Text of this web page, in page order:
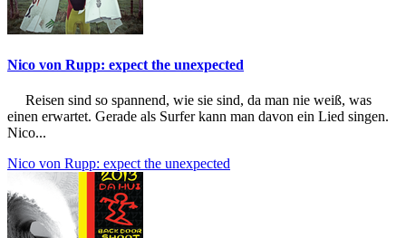
Nico von Rupp: expect the unexpected
Reisen sind so spannend, wie sie sind, da man nie weiß, was
einen erwartet. Gerade als Surfer kann man davon ein Lied singen.
Nico...
Nico von Rupp: expect the unexpected